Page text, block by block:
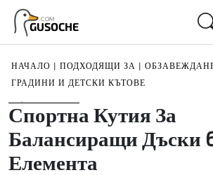
GUSOCHE
.COM
НАЧАЛО | ПОДХОДЯЩИ ЗА |
ГРАДИНИ И ДЕТСКИ КЪТОВЕ
1/2
Спортна Кутия За
Балансиращи Дъски
Елемента